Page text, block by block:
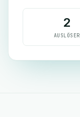
2
AUSLÖSER